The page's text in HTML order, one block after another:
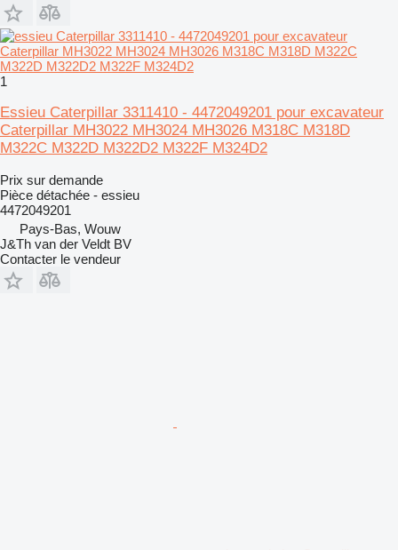
1
Essieu Caterpillar 3311410 - 4472049201 pour excavateur
Caterpillar MH3022 MH3024 MH3026 M318C M318D
M322C M322D M322D2 M322F M324D2
Prix sur demande
Pièce détachée - essieu
4472049201
Pays-Bas, Wouw
J&Th van der Veldt BV
Contacter le vendeur